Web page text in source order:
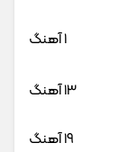
1 آهنگ
13 آهنگ
19 آهنگ